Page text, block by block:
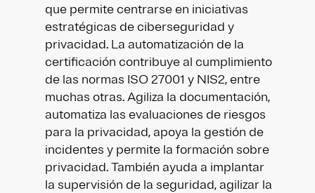
que permite centrarse en iniciativas
estratégicas de ciberseguridad y
privacidad. La automatización de la
certificación contribuye al cumplimiento
de las normas ISO 27001 y NIS2, entre
muchas otras. Agiliza la documentación,
automatiza las evaluaciones de riesgos
para la privacidad, apoya la gestión de
incidentes y permite la formación sobre
privacidad. También ayuda a implantar
la supervisión de la seguridad, agilizar la